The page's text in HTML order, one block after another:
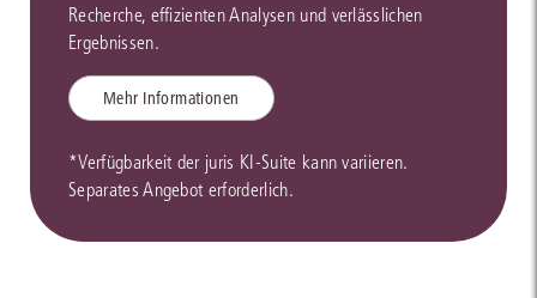
Recherche, effizienten Analysen und verlässlichen
Ergebnissen.
Mehr Informationen
*Verfügbarkeit der juris KI-Suite kann variieren.
Separates Angebot erforderlich.